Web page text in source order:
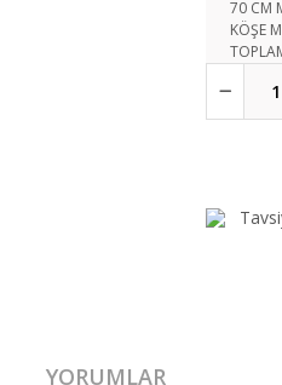
70 CM
KÖŞE
YORUMLAR